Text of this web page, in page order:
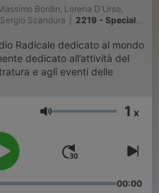
Bordin, Lorena D'Urso,
Scandura
2219 - Speciale
Radicale dedicato al mondo
dedicato all’attività del
e agli eventi delle
Volume 1 x
00:00